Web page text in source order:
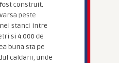
construit.
peste
stanci intre
si 4.000 de
buna sta pe
caldarii, unde